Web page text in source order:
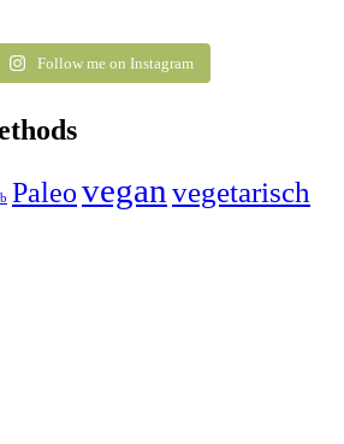
Follow me on Instagram
Paleovegan vegetarisch